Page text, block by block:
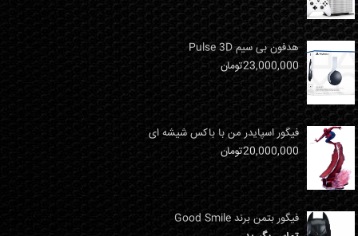
هدفون بی سیم Pulse 3D
23,000,000تومان
فیگور اسپایدر من با باکس شیشه ای
20,000,000تومان
فیگور بتمن برند Good Smile